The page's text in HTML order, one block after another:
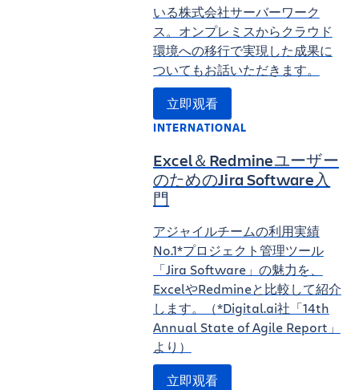
いる株式会社サーバーワーク
ス。オンプレミスからクラウド
環境への移行で実現した成果に
ついてもお話いただきます。
立即观看
INTERNATIONAL
Excel＆Redmineユーザー
のためのJira Software入
門
アジャイルチームの利用実績
No.1*プロジェクト管理ツール
「Jira Software」の魅力を、
ExcelやRedmineと比較して紹介
します。（*Digital.ai社「14th
Annual State of Agile Report」
より）
立即观看